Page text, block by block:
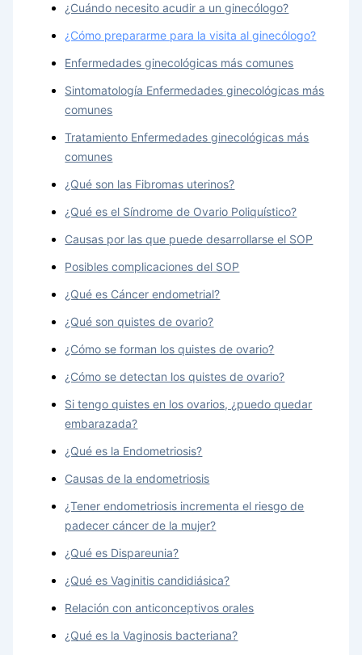
¿Cuándo necesito acudir a un ginecólogo?
¿Cómo prepararme para la visita al ginecólogo?
Enfermedades ginecológicas más comunes
Sintomatología Enfermedades ginecológicas más
comunes
Tratamiento Enfermedades ginecológicas más
comunes
¿Qué son las Fibromas uterinos?
¿Qué es el Síndrome de Ovario Poliquístico?
Causas por las que puede desarrollarse el SOP
Posibles complicaciones del SOP
¿Qué es Cáncer endometrial?
¿Qué son quistes de ovario?
¿Cómo se forman los quistes de ovario?
¿Cómo se detectan los quistes de ovario?
Si tengo quistes en los ovarios, ¿puedo quedar
embarazada?
¿Qué es la Endometriosis?
Causas de la endometriosis
¿Tener endometriosis incrementa el riesgo de
padecer cáncer de la mujer?
¿Qué es Dispareunia?
¿Qué es Vaginitis candidiásica?
Relación con anticonceptivos orales
¿Qué es la Vaginosis bacteriana?